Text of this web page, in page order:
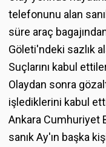
telefonunu alan
süre araç
Göleti'ndeki sazlık
Suçlarını kabul
Olaydan sonra
işlediklerini kabul
Ankara Cumhuriyet
sanık Ay'ın başka